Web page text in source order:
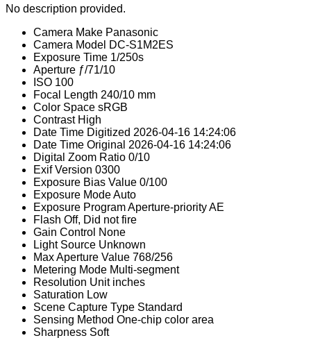
No description provided.
Camera Make Panasonic
Camera Model DC-S1M2ES
Exposure Time 1/250s
Aperture ƒ/71/10
ISO 100
Focal Length 240/10 mm
Color Space sRGB
Contrast High
Date Time Digitized 2026-04-16 14:24:06
Date Time Original 2026-04-16 14:24:06
Digital Zoom Ratio 0/10
Exif Version 0300
Exposure Bias Value 0/100
Exposure ModeAuto
Exposure ProgramAperture-priority AE
Flash Off, Did not fire
Gain Control None
Light Source Unknown
Max Aperture Value 768/256
Metering Mode Multi-segment
Resolution Unit inches
Saturation Low
Scene Capture Type Standard
Sensing Method One-chip color area
Sharpness Soft